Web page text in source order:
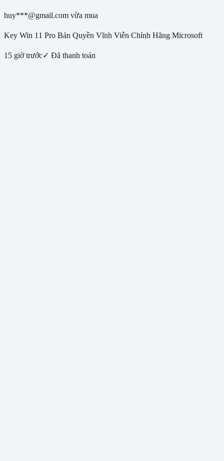
huy***@gmail.com vừa mua
Key Win 11 Pro Bản Quyền Vĩnh Viễn Chính Hãng Microsoft
15 giờ trước✓ Đã thanh toán